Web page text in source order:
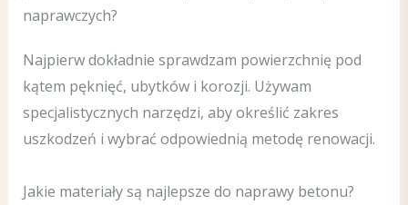
naprawczych?
Najpierw dokładnie sprawdzam powierzchnię pod
kątem pęknięć, ubytków i korozji. Używam
specjalistycznych narzędzi, aby określić zakres
uszkodzeń i wybrać odpowiednią metodę renowacji.
Jakie materiały są najlepsze do naprawy betonu?